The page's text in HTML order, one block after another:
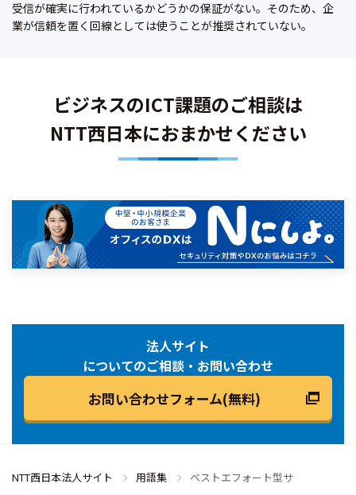
受信が確実に行われているかどうかの保証がない。そのため、企
業が信頼を置く回線としては使うことが推奨されていない。
ビジネスのICT課題のご相談は
NTT西日本におまかせください
法人サイト
についてのご相談・お問い合わせ
お問い合わせフォーム(無料)
NTT西日本法人サイト 用語集
ベストエフォート型サ